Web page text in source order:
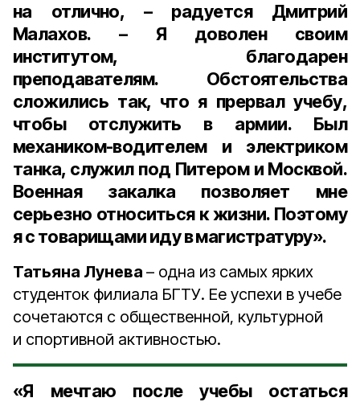
на отлично, – радуется Дмитрий
Малахов. – Я доволен своим
институтом, благодарен
преподавателям. Обстоятельства
сложились так, что я прервал учебу,
чтобы отслужить в армии. Был
механиком-водителем и электриком
танка, служил под Питером и Москвой.
Военная закалка позволяет мне
серьезно относиться к жизни. Поэтому
я с товарищами иду в магистратуру».
Татьяна Лунева – одна из самых ярких
студенток филиала БГТУ. Ее успехи в учебе
сочетаются с общественной, культурной
и спортивной активностью.
«Я мечтаю после учебы остаться